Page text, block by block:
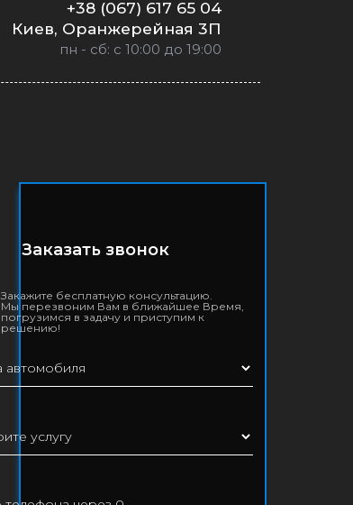
+38 (067) 617 65 04
Киев, Оранжерейная 3П
пн - сб: с 10:00 до 19:00
Заказать звонок
Закажите бесплатную консультацию.
Мы перезвоним Вам в ближайшее Время,
погрузимся в задачу и приступим к
решению!